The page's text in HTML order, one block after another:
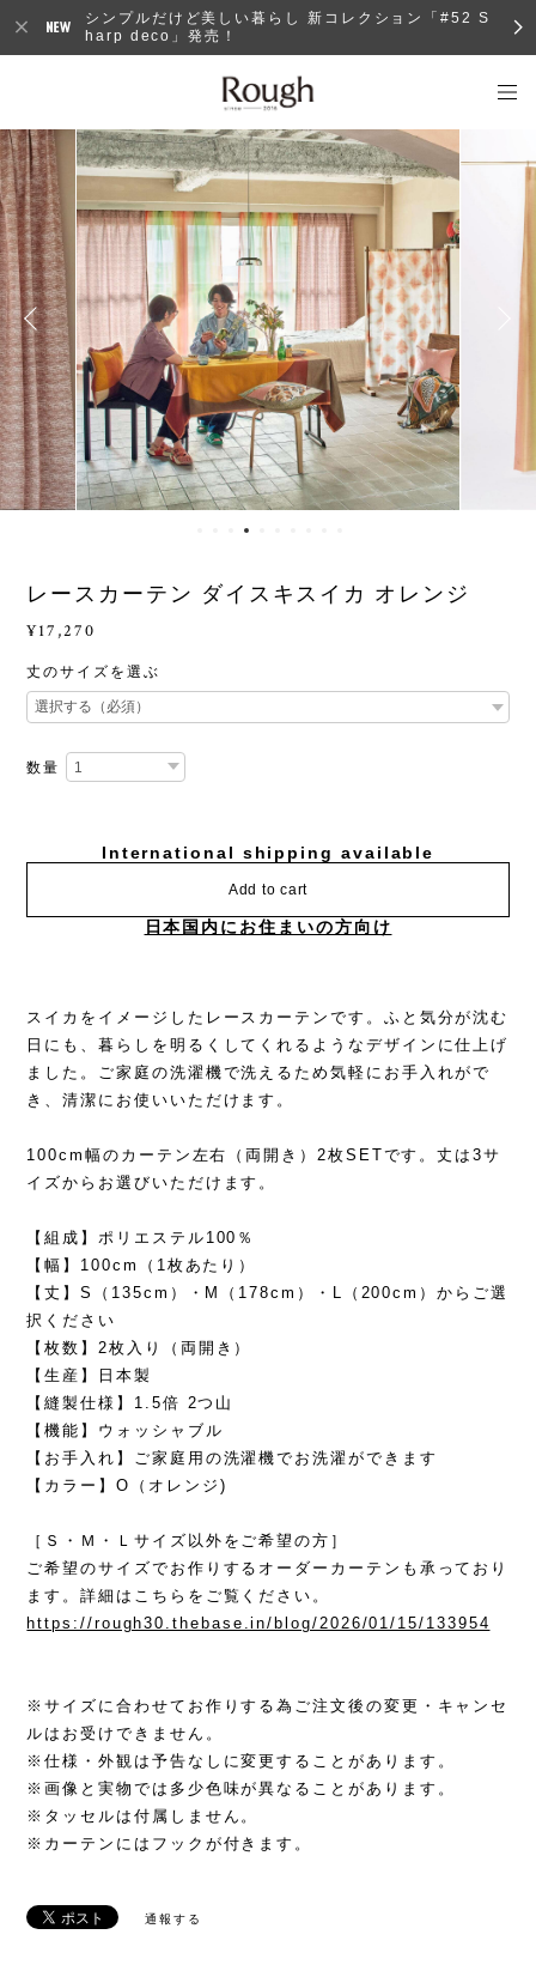
シンプルだけど美しい暮らし 新コレクション「#52 S
harp deco」発売！
レースカーテン ダイスキスイカ オレンジ
¥17,270
丈のサイズを選ぶ
数量
International shipping available
Add to cart
日本国内にお住まいの方向け
スイカをイメージしたレースカーテンです。ふと気分が沈む
日にも、暮らしを明るくしてくれるようなデザインに仕上げ
ました。ご家庭の洗濯機で洗えるため気軽にお手入れがで
き、清潔にお使いいただけます。
100cm幅のカーテン左右（両開き）2枚SETです。丈は3サ
イズからお選びいただけます。
【組成】ポリエステル100％
【幅】100cm（1枚あたり）
【丈】S（135cm）・M（178cm）・L（200cm）からご選
択ください
【枚数】2枚入り（両開き）
【生産】日本製
【縫製仕様】1.5倍 2つ山
【機能】ウォッシャブル
【お手入れ】ご家庭用の洗濯機でお洗濯ができます
【カラー】O（オレンジ)
［Ｓ・Ｍ・Ｌサイズ以外をご希望の方］
ご希望のサイズでお作りするオーダーカーテンも承っており
ます。詳細はこちらをご覧ください。
https://rough30.thebase.in/blog/2026/01/15/133954
※サイズに合わせてお作りする為ご注文後の変更・キャンセ
ルはお受けできません。
※仕様・外観は予告なしに変更することがあります。
※画像と実物では多少色味が異なることがあります。
※タッセルは付属しません。
※カーテンにはフックが付きます。
通報する